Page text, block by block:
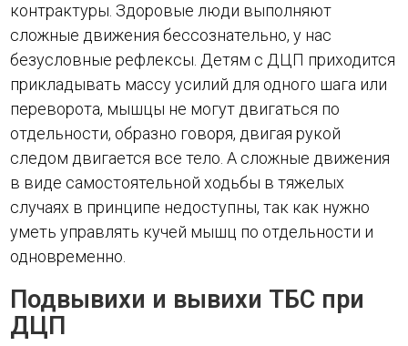
контрактуры. Здоровые люди выполняют
сложные движения бессознательно, у нас
безусловные рефлексы. Детям с ДЦП приходится
прикладывать массу усилий для одного шага или
переворота, мышцы не могут двигаться по
отдельности, образно говоря, двигая рукой
следом двигается все тело. А сложные движения
в виде самостоятельной ходьбы в тяжелых
случаях в принципе недоступны, так как нужно
уметь управлять кучей мышц по отдельности и
одновременно.
Подвывихи и вывихи ТБС при
ДЦП